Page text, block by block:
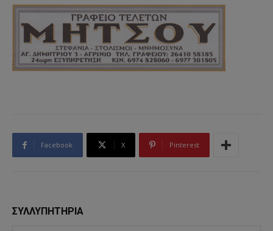
Facebook X Pinterest
ΣΥΛΛΥΠΗΤΗΡΙΑ